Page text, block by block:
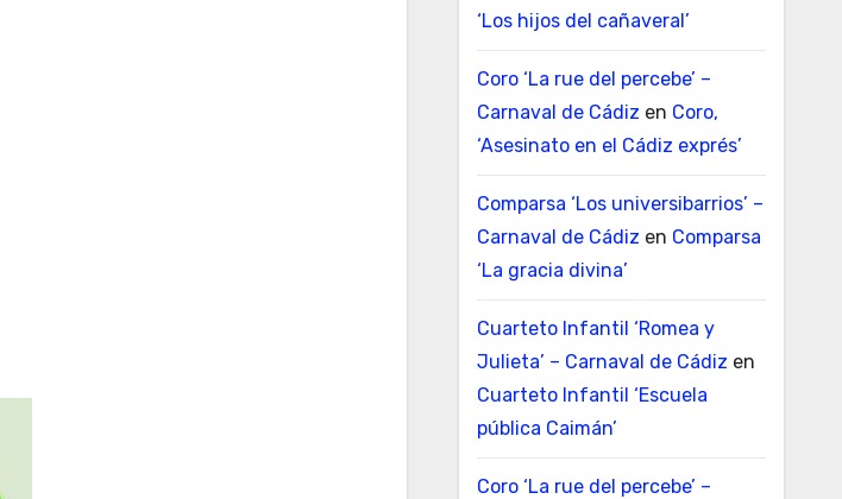
‘Los hijos del cañaveral’
Coro ‘La rue del percebe’ –
Carnaval de Cádiz en Coro,
‘Asesinato en el Cádiz exprés’
Comparsa ‘Los universibarrios’ –
Carnaval de Cádiz en Comparsa
‘La gracia divina’
Cuarteto Infantil ‘Romea y
Julieta’ – Carnaval de Cádiz en
Cuarteto Infantil ‘Escuela
pública Caimán’
Coro ‘La rue del percebe’ –